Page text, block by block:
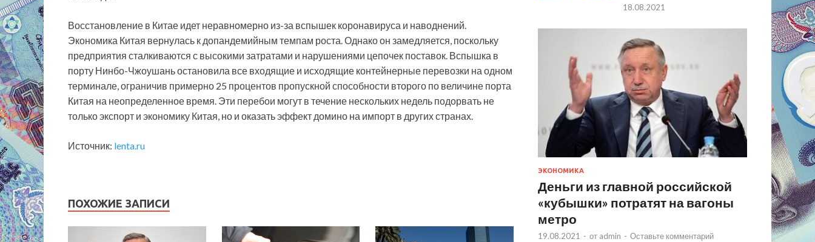
Восстановление в Китае идет неравномерно из-за вспышек коронавируса и наводнений.
Экономика Китая вернулась к допандемийным темпам роста. Однако он замедляется, поскольку
предприятия сталкиваются с высокими затратами и нарушениями цепочек поставок. Вспышка в
порту Нинбо-Чжоушань остановила все входящие и исходящие контейнерные перевозки на одном
терминале, ограничив примерно 25 процентов пропускной способности второго по величине порта
Китая на неопределенное время. Эти перебои могут в течение нескольких недель подорвать не
только экспорт и экономику Китая, но и оказать эффект домино на импорт в других странах.
Источник: lenta.ru
ПОХОЖИЕ ЗАПИСИ
18.08.2021
ЭКОНОМИКА
Деньги из главной российской
«кубышки» потратят на вагоны
метро
19.08.2021 - от admin - Оставьте комментарий